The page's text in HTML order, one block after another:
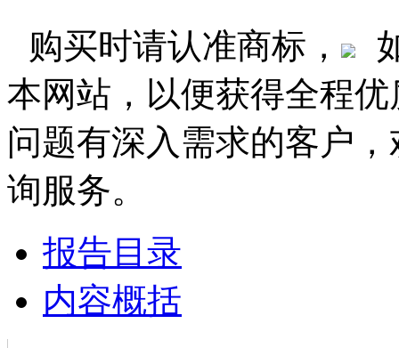
购买时请认准商标，
本网站，以便获得全程
问题有深入需求的客户
询服务。
报告目录
内容概括